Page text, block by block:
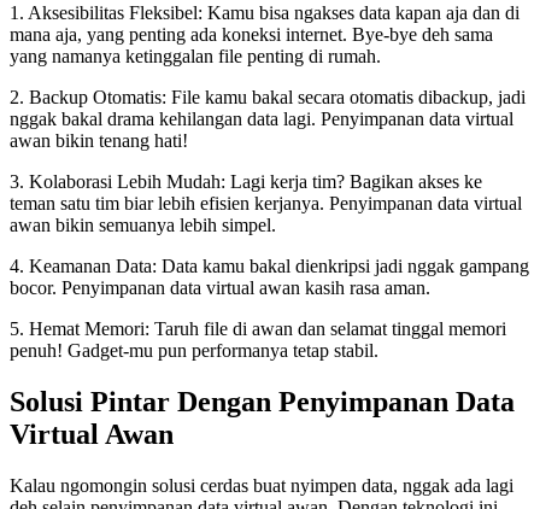
1. Aksesibilitas Fleksibel: Kamu bisa ngakses data kapan aja dan di
mana aja, yang penting ada koneksi internet. Bye-bye deh sama
yang namanya ketinggalan file penting di rumah.
2. Backup Otomatis: File kamu bakal secara otomatis dibackup, jadi
nggak bakal drama kehilangan data lagi. Penyimpanan data virtual
awan bikin tenang hati!
3. Kolaborasi Lebih Mudah: Lagi kerja tim? Bagikan akses ke
teman satu tim biar lebih efisien kerjanya. Penyimpanan data virtual
awan bikin semuanya lebih simpel.
4. Keamanan Data: Data kamu bakal dienkripsi jadi nggak gampang
bocor. Penyimpanan data virtual awan kasih rasa aman.
5. Hemat Memori: Taruh file di awan dan selamat tinggal memori
penuh! Gadget-mu pun performanya tetap stabil.
Solusi Pintar Dengan Penyimpanan Data
Virtual Awan
Kalau ngomongin solusi cerdas buat nyimpen data, nggak ada lagi